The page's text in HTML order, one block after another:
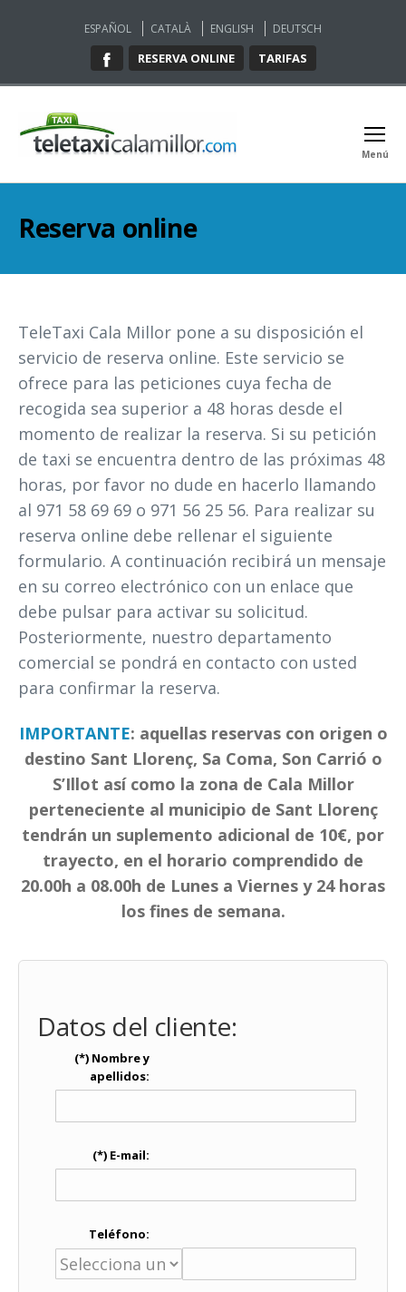
ESPAÑOL CATALÀ ENGLISH DEUTSCH
RESERVA ONLINE TARIFAS
Cala
Menú
Reserva online
TeleTaxi Cala Millor pone a su disposición el
servicio de reserva online. Este servicio se
ofrece para las peticiones cuya fecha de
recogida sea superior a 48 horas desde el
momento de realizar la reserva. Si su petición
de taxi se encuentra dentro de las próximas 48
horas, por favor no dude en hacerlo llamando
al 971 58 69 69 o 971 56 25 56. Para realizar su
reserva online debe rellenar el siguiente
formulario. A continuación recibirá un mensaje
en su correo electrónico con un enlace que
debe pulsar para activar su solicitud.
Posteriormente, nuestro departamento
comercial se pondrá en contacto con usted
para confirmar la reserva.
IMPORTANTE: aquellas reservas con origen o
destino Sant Llorenç, Sa Coma, Son Carrió o
S’Illot así como la zona de Cala Millor
perteneciente al municipio de Sant Llorenç
tendrán un suplemento adicional de 10€, por
trayecto, en el horario comprendido de
20.00h a 08.00h de Lunes a Viernes y 24 horas
los fines de semana.
Datos del cliente:
(*) Nombre y
apellidos:
(*) E-mail:
Teléfono: